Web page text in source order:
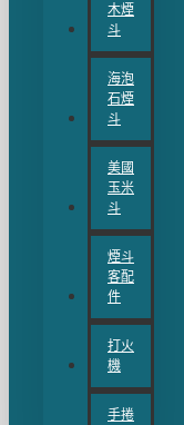
木煙
斗
海泡
石煙
斗
美國
玉米
斗
煙斗
客配
件
打火
機
手捲